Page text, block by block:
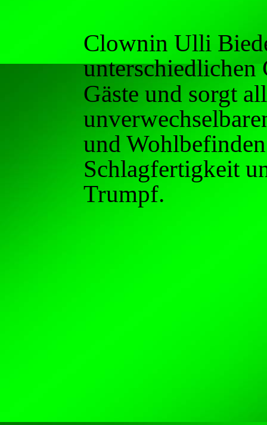
Clownin Ulli
unterschiedlichen
Gäste und sorgt
und
Schlagfertigkeit
Trumpf.